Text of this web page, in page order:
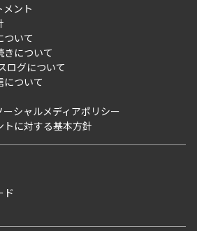
区）
区以外）
まで
社仲介事業部取り扱い物件入居申込
ント
ついて
について
ログについて
について
シャルメディアポリシー
に対する基本方針
ド